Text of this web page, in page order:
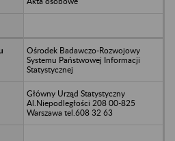
Ośrodek Badawczo-Rozwojowy
Systemu Państwowej Informacji
Statystycznej
Główny Urząd Statystyczny
Al.Niepodległości 208 00-825
Warszawa tel.608 32 63